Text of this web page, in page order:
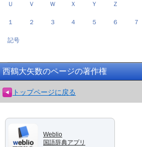
Ｕ Ｖ Ｗ Ｘ Ｙ Ｚ
１ ２ ３ ４ ５ ６ ７
記号
西鶴大矢数のページの著作権
トップページに戻る
Weblio
国語辞典アプリ